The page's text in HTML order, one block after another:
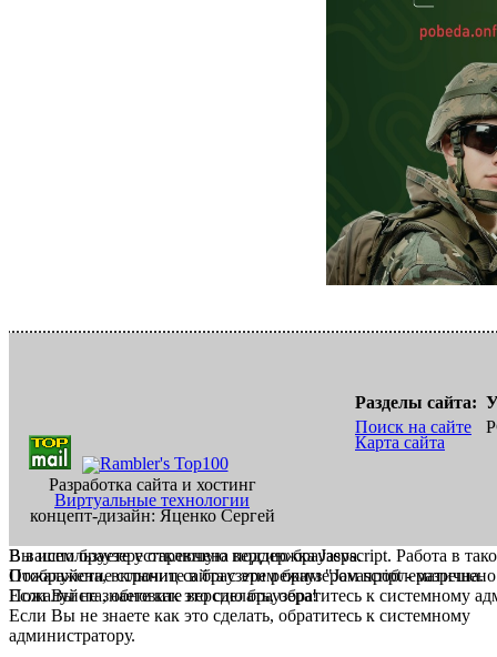
Разработка сайта и хостинг
Виртуальные технологии
концепт-дизайн: Яценко Сергей
Разделы сайта:
Поиск на сайте
Карта сайта
В вашем браузере отключена поддержка Jasvscript. Работа в
Пожалуйста, включите в браузере режим "Javascript -
Если Вы не знаете как это сделать, обратитесь к системному
Вы используете устаревшую версию браузера.
Отображение страниц сайта с этим браузером проблематична.
Пожалуйста, обновите версию браузера!
Если Вы не знаете как это сделать, обратитесь к системному
администратору.